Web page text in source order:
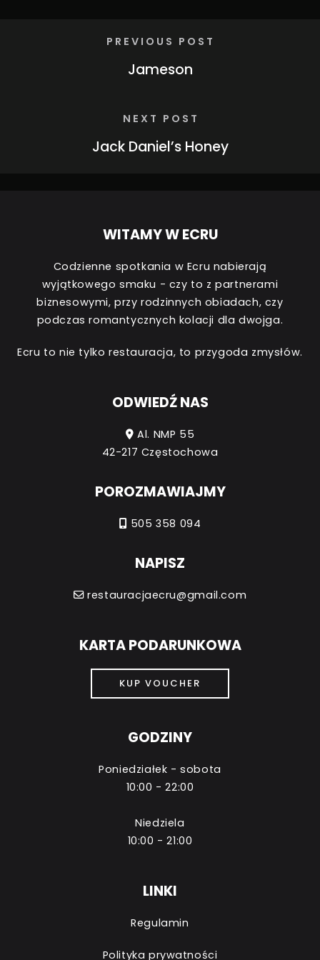
PREVIOUS POST
Jameson
NEXT POST
Jack Daniel’s Honey
WITAMY W ECRU
Codzienne spotkania w Ecru nabierają
wyjątkowego smaku - czy to z partnerami
biznesowymi, przy rodzinnych obiadach, czy
podczas romantycznych kolacji dla dwojga.
Ecru to nie tylko restauracja, to przygoda zmysłów.
ODWIEDŹ NAS
Al. NMP 55
42-217 Częstochowa
POROZMAWIAJMY
505 358 094
NAPISZ
restauracjaecru@gmail.com
KARTA PODARUNKOWA
KUP VOUCHER
GODZINY
Poniedziałek - sobota
10:00 - 22:00
Niedziela
10:00 - 21:00
LINKI
Regulamin
Polityka prywatności